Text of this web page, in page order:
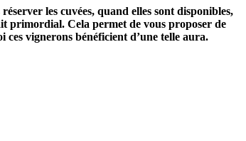
les cuvées, quand elles sont disponibles,
primordial. Cela permet de vous proposer de
vignerons bénéficient d’une telle aura.